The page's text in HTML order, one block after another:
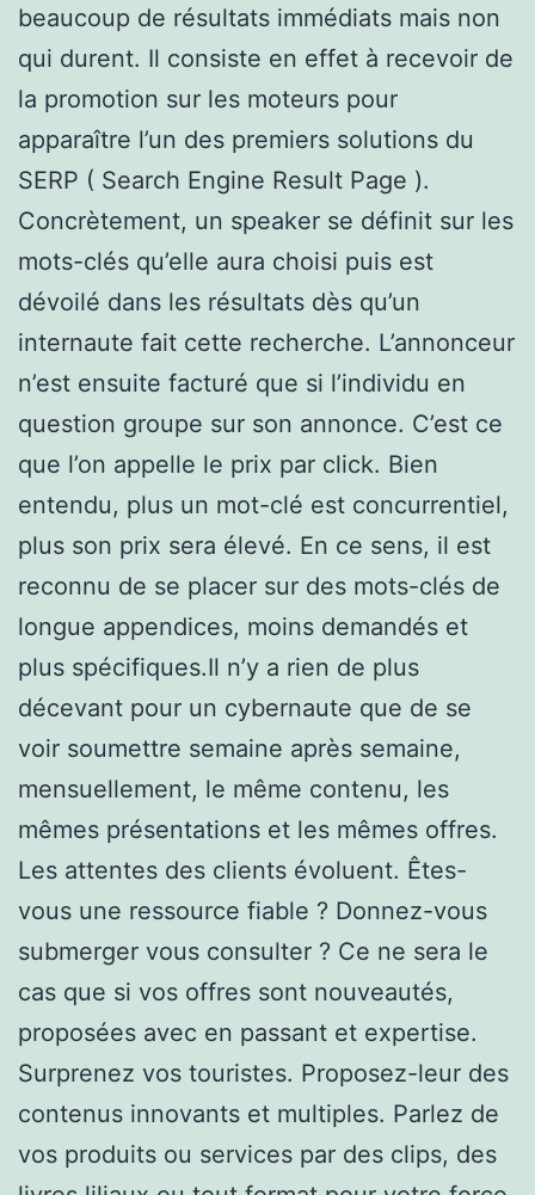
beaucoup de résultats immédiats mais non
qui durent. Il consiste en effet à recevoir de
la promotion sur les moteurs pour
apparaître l’un des premiers solutions du
SERP ( Search Engine Result Page ).
Concrètement, un speaker se définit sur les
mots-clés qu’elle aura choisi puis est
dévoilé dans les résultats dès qu’un
internaute fait cette recherche. L’annonceur
n’est ensuite facturé que si l’individu en
question groupe sur son annonce. C’est ce
que l’on appelle le prix par click. Bien
entendu, plus un mot-clé est concurrentiel,
plus son prix sera élevé. En ce sens, il est
reconnu de se placer sur des mots-clés de
longue appendices, moins demandés et
plus spécifiques.Il n’y a rien de plus
décevant pour un cybernaute que de se
voir soumettre semaine après semaine,
mensuellement, le même contenu, les
mêmes présentations et les mêmes offres.
Les attentes des clients évoluent. Êtes-
vous une ressource fiable ? Donnez-vous
submerger vous consulter ? Ce ne sera le
cas que si vos offres sont nouveautés,
proposées avec en passant et expertise.
Surprenez vos touristes. Proposez-leur des
contenus innovants et multiples. Parlez de
vos produits ou services par des clips, des